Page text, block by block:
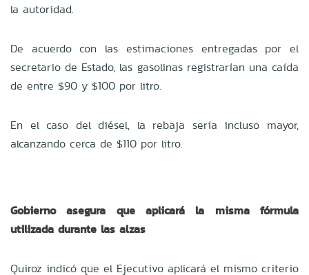
la autoridad.
De acuerdo con las estimaciones entregadas por el
secretario de Estado, las gasolinas registrarían una caída
de entre $90 y $100 por litro.
En el caso del diésel, la rebaja sería incluso mayor,
alcanzando cerca de $110 por litro.
Gobierno asegura que aplicará la misma fórmula
utilizada durante las alzas
Quiroz indicó que el Ejecutivo aplicará el mismo criterio